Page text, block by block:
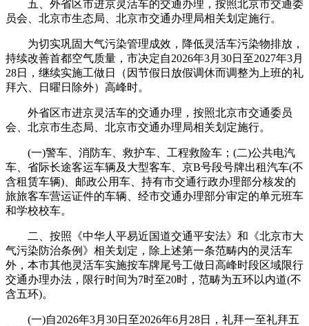
五、外省区市进京灵活车的交通办理，按照北京市交通委
员会、北京市生态局、北京市交通办理局相关划定施行。
为切实巩固大气污染管理成效，降低灵活车污染物排放，
持续改善首都空气质量，市决定自2026年3月30日至2027年3月
28日，继续实施工做日（因节假日放假调休而调整为上班的礼
拜六、日曜日除外）高峰时。
外省区市进京灵活车的交通办理，按照北京市交通委员
会、北京市生态局、北京市交通办理局相关划定施行。
(一)警车、消防车、救护车、工程救险车；(二)公共电汽
车、省际长途客运车辆及大型客车、京B号段号牌出租汽车(不
含租赁车辆)、邮政公用车、持有市交通行政办理部分核发的
旅旅客车营运证件的车辆、经市交通办理部分审定的单元班车
和学校校车。
二、按照《中华人平易近国道交通平安法》和《北京市大
气污染防治条例》相关划定，除上述第一条范畴内的灵活车
外，本市其他灵活车实施按车牌尾号工做日高峰时段区域限行
交通办理办法，限行时间为7时至20时，范畴为五环以内道(不
含五环)。
(一)自2026年3月30日至2026年6月28日，礼拜一至礼拜五